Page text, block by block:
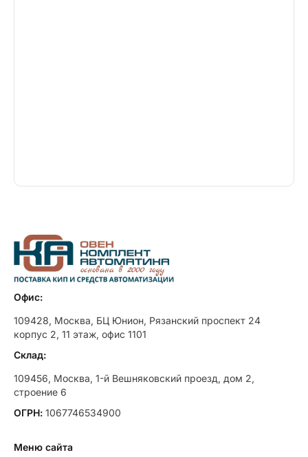
Офис:
109428, Москва, БЦ Юнион, Рязанский проспект 24
корпус 2, 11 этаж, офис 1101
Склад:
109456, Москва, 1-й Вешняковский проезд, дом 2,
строение 6
ОГРН: 1067746534900
Меню сайта